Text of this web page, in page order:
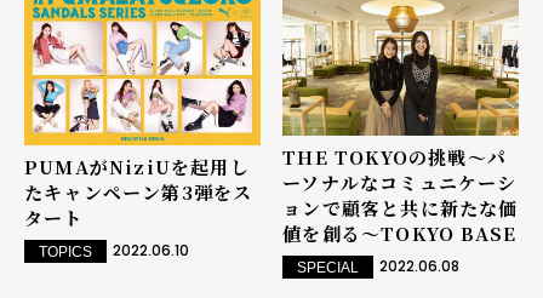
PUMAがNiziUを起用し
たキャンペーン第3弾をス
タート
TOPICS 2022.06.10
THE TOKYOの挑戦～パ
ーソナルなコミュニケーシ
ョンで顧客と共に新たな価
値を創る～TOKYO BASE
SPECIAL 2022.06.08